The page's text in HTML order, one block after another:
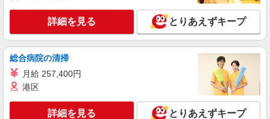
キープ 詳細を見る
サミットストア 新座片山店
スーパー店内青果スタッフ
■サミットストア 新座片山店 埼玉県新座市
詳細を見る とりあえずキープ
総合病院の清掃
月給 257,400円
港区
詳細を見る とりあえずキープ